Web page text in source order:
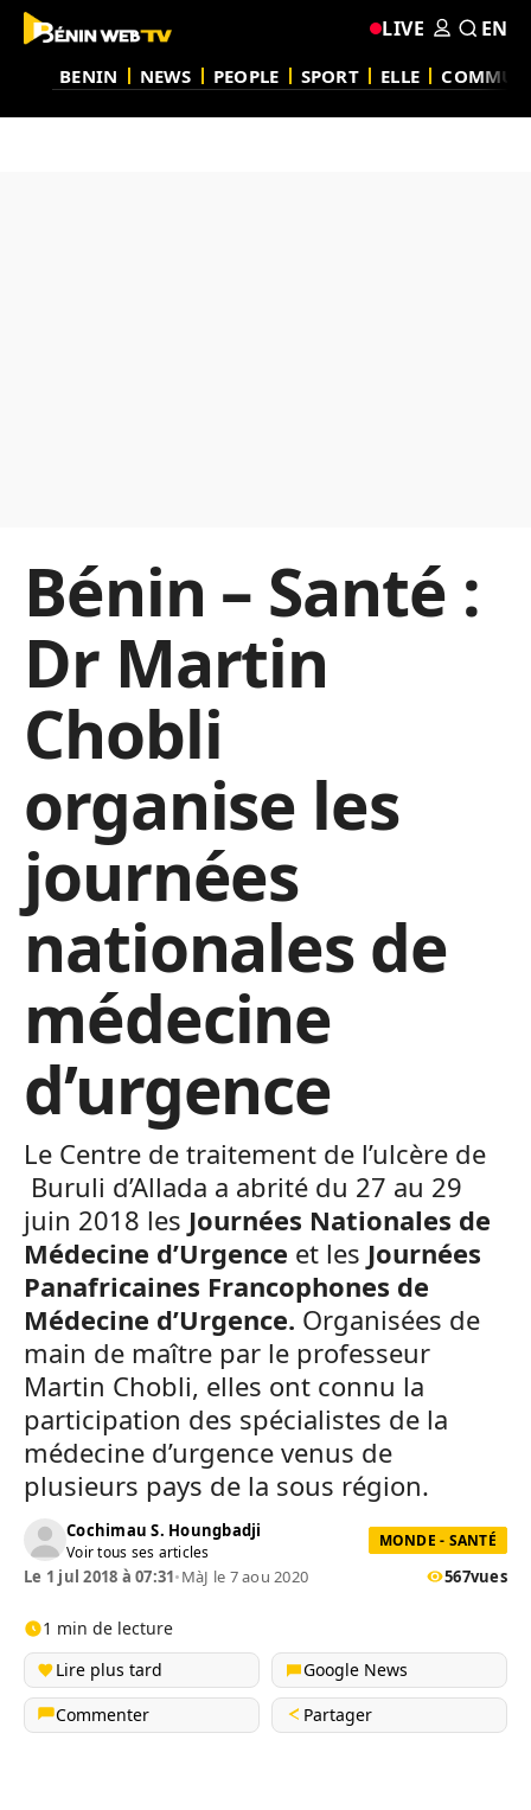
BENIN NEWS PEOPLE SPORT ELLE
LIVE EN
Bénin – Santé :
Dr Martin
Chobli
organise les
journées
nationales de
médecine
d’urgence
Le Centre de traitement de l’ulcère de
Buruli d’Allada a abrité du 27 au 29
juin 2018 les Journées Nationales de
Médecine d’Urgence et les Journées
Panafricaines Francophones de
Médecine d’Urgence. Organisées de
main de maître par le professeur
Martin Chobli, elles ont connu la
participation des spécialistes de la
médecine d’urgence venus de
plusieurs pays de la sous région.
Cochimau S. Houngbadji
Voir tous ses articles
MONDE - SANTÉ
Le 1 jul 2018 à 07:31•MàJ le 7 aou 2020 567vues
1 min de lecture
Lire plus tard
Google News
Commenter
Partager